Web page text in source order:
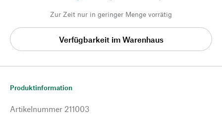
Zur Zeit nur in geringer Menge vorrätig
Verfügbarkeit im Warenhaus
Produktinformation
Artikelnummer 211003